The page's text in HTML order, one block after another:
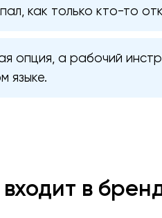
Спасибо
как только кто-то
опция, а рабочий
языке.
в
Спасибо
заявка